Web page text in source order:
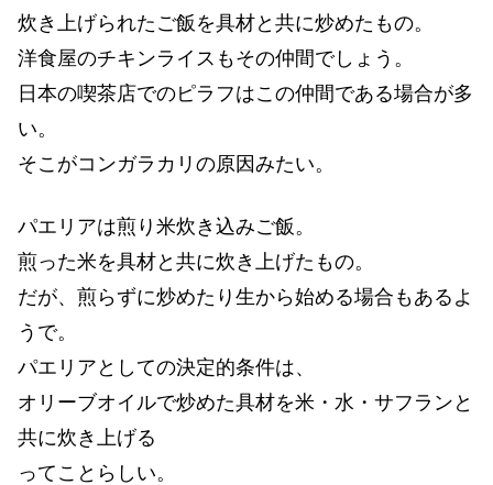
炊き上げられたご飯を具材と共に炒めたもの。
洋食屋のチキンライスもその仲間でしょう。
日本の喫茶店でのピラフはこの仲間である場合が多
い。
そこがコンガラカリの原因みたい。
パエリアは煎り米炊き込みご飯。
煎った米を具材と共に炊き上げたもの。
だが、煎らずに炒めたり生から始める場合もあるよ
うで。
パエリアとしての決定的条件は、
オリーブオイルで炒めた具材を米・水・サフランと
共に炊き上げる
ってことらしい。